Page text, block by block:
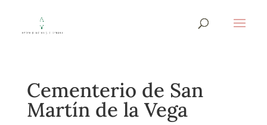
Cementerio de San
Martín de la Vega